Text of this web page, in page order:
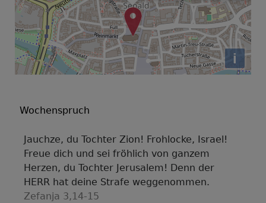
i
Wochenspruch
Jauchze, du Tochter Zion! Frohlocke, Israel!
Freue dich und sei fröhlich von ganzem
Herzen, du Tochter Jerusalem! Denn der
HERR hat deine Strafe weggenommen.
Zefanja 3,14-15